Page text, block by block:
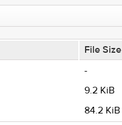
File Size
-
9.2 KiB
84.2 KiB